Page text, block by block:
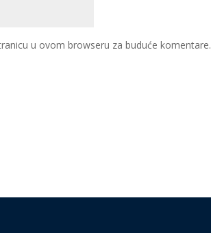
u ovom browseru za buduće komentare.